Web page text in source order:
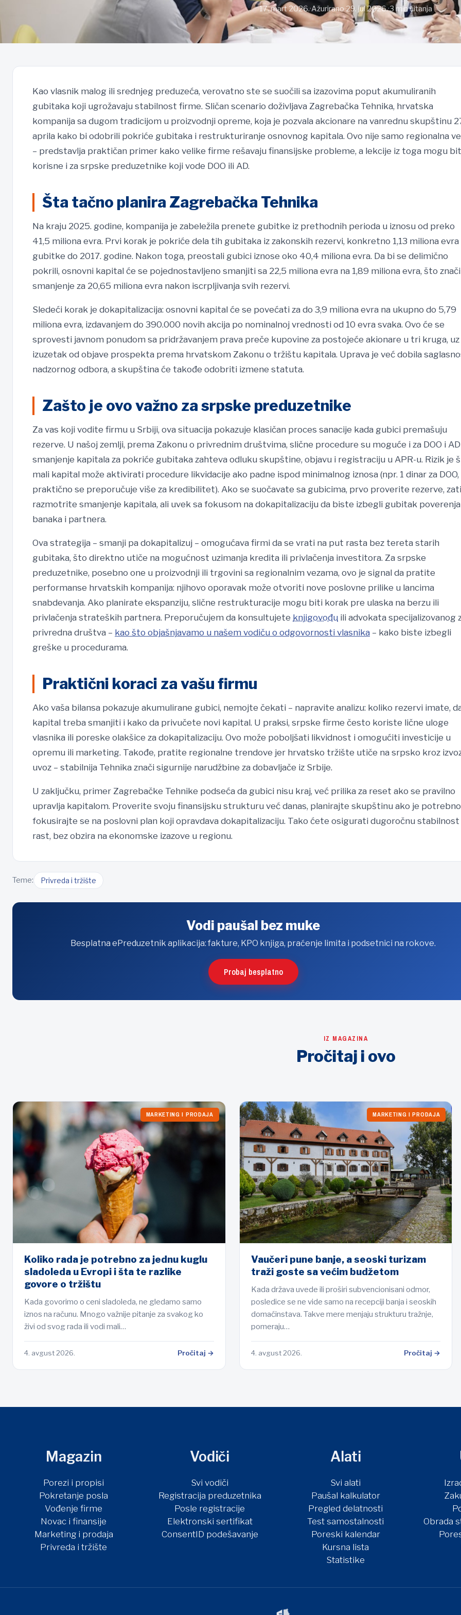
17. mart 2026.·Ažurirano 29. jul 2026.·3 min čitanja
Kao vlasnik malog ili srednjeg preduzeća, verovatno ste se suočili sa izazovima poput akumuliranih
gubitaka koji ugrožavaju stabilnost firme. Sličan scenario doživljava Zagrebačka Tehnika, hrvatska
kompanija sa dugom tradicijom u proizvodnji opreme, koja je pozvala akcionare na vanrednu skupštinu
aprila kako bi odobrili pokriće gubitaka i restrukturiranje osnovnog kapitala. Ovo nije samo regionalna
– predstavlja praktičan primer kako velike firme rešavaju finansijske probleme, a lekcije iz toga mogu
korisne i za srpske preduzetnike koji vode DOO ili AD.
Šta tačno planira Zagrebačka Tehnika
Na kraju 2025. godine, kompanija je zabeležila prenete gubitke iz prethodnih perioda u iznosu od preko
41,5 miliona evra. Prvi korak je pokriće dela tih gubitaka iz zakonskih rezervi, konkretno 1,13 miliona evra
gubitke do 2017. godine. Nakon toga, preostali gubici iznose oko 40,4 miliona evra. Da bi se delimično
pokrili, osnovni kapital će se pojednostavljeno smanjiti sa 22,5 miliona evra na 1,89 miliona evra, što znači
smanjenje za 20,65 miliona evra nakon iscrpljivanja svih rezervi.
Sledeći korak je dokapitalizacija: osnovni kapital će se povećati za do 3,9 miliona evra na ukupno do 5,79
miliona evra, izdavanjem do 390.000 novih akcija po nominalnoj vrednosti od 10 evra svaka. Ovo će se
sprovesti javnom ponudom sa pridržavanjem prava preče kupovine za postojeće akionare u tri kruga, uz
izuzetak od objave prospekta prema hrvatskom Zakonu o tržištu kapitala. Uprava je već dobila
nadzornog odbora, a skupština će takođe odobriti izmene statuta.
Zašto je ovo važno za srpske preduzetnike
Za vas koji vodite firmu u Srbiji, ova situacija pokazuje klasičan proces sanacije kada gubici premašuju
rezerve. U našoj zemlji, prema Zakonu o privrednim društvima, slične procedure su moguće i za DOO i AD
smanjenje kapitala za pokriće gubitaka zahteva odluku skupštine, objavu i registraciju u APR-u. Rizik je
mali kapital može aktivirati procedure likvidacije ako padne ispod minimalnog iznosa (npr. 1 dinar za DOO,
praktično se preporučuje više za kredibilitet). Ako se suočavate sa gubicima, prvo proverite rezerve,
razmotrite smanjenje kapitala, ali uvek sa fokusom na dokapitalizaciju da biste izbegli gubitak poverenja
banaka i partnera.
Ova strategija – smanji pa dokapitalizuj – omogućava firmi da se vrati na put rasta bez tereta starih
gubitaka, što direktno utiče na mogućnost uzimanja kredita ili privlačenja investitora. Za srpske
preduzetnike, posebno one u proizvodnji ili trgovini sa regionalnim vezama, ovo je signal da pratite
performanse hrvatskih kompanija: njihovo oporavak može otvoriti nove poslovne prilike u lancima
snabdevanja. Ako planirate ekspanziju, slične restrukturacije mogu biti korak pre ulaska na berzu ili
privlačenja strateških partnera. Preporučujem da konsultujete knjigovođu ili advokata specijalizovanog
privredna društva – kao što objašnjavamo u našem vodiču o odgovornosti vlasnika – kako biste izbegli
greške u procedurama.
Praktični koraci za vašu firmu
Ako vaša bilansa pokazuje akumulirane gubici, nemojte čekati – napravite analizu: koliko rezervi imate,
kapital treba smanjiti i kako da privučete novi kapital. U praksi, srpske firme često koriste lične uloge
vlasnika ili poreske olakšice za dokapitalizaciju. Ovo može poboljšati likvidnost i omogućiti investicije u
opremu ili marketing. Takođe, pratite regionalne trendove jer hrvatsko tržište utiče na srpsko kroz
uvoz – stabilnija Tehnika znači sigurnije narudžbine za dobavljače iz Srbije.
U zaključku, primer Zagrebačke Tehnike podseća da gubici nisu kraj, već prilika za reset ako se pravilno
upravlja kapitalom. Proverite svoju finansijsku strukturu već danas, planirajte skupštinu ako je
fokusirajte se na poslovni plan koji opravdava dokapitalizaciju. Tako ćete osigurati dugoročnu stabilnost
rast, bez obzira na ekonomske izazove u regionu.
Teme: Privreda i tržište
Vodi paušal bez muke
Besplatna ePreduzetnik aplikacija: fakture, KPO knjiga, praćenje limita i podsetnici na rokove.
Probaj besplatno
IZ MAGAZINA
Pročitaj i ovo
MARKETING I PRODAJA
Koliko rada je potrebno za jednu kuglu
sladoleda u Evropi i šta te razlike
govore o tržištu
Kada govorimo o ceni sladoleda, ne gledamo samo
iznos na računu. Mnogo važnije pitanje za svakog ko
živi od svog rada ili vodi mali…
4. avgust 2026. Pročitaj →
MARKETING I PRODAJA
Vaučeri pune banje, a seoski turizam
traži goste sa većim budžetom
Kada država uvede ili proširi subvencionisani odmor,
posledice se ne vide samo na recepciji banja i seoskih
domaćinstava. Takve mere menjaju strukturu tražnje,
pomeraju…
4. avgust 2026. Pročitaj →
Magazin
Porezi i propisi
Pokretanje posla
Vođenje firme
Novac i finansije
Marketing i prodaja
Privreda i tržište
Vodiči
Svi vodiči
Registracija preduzetnika
Posle registracije
Elektronski sertifikat
ConsentID podešavanje
Alati
Svi alati
Paušal kalkulator
Pregled delatnosti
Test samostalnosti
Poreski kalendar
Kursna lista
Statistike
Obrada